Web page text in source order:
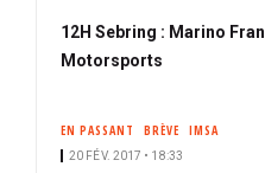
12H Sebring : Marino
Motorsports
EN PASSANT BRÈVE IMSA
20 FÉV. 2017 • 18:33